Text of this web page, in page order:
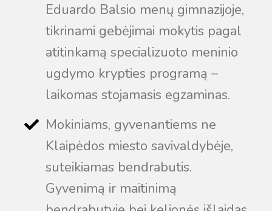
Eduardo Balsio menų gimnazijoje,
tikrinami gebėjimai mokytis pagal
atitinkamą specializuoto meninio
ugdymo krypties programą –
laikomas stojamasis egzaminas.
Mokiniams, gyvenantiems ne
Klaipėdos miesto savivaldybėje,
suteikiamas bendrabutis.
Gyvenimą ir maitinimą